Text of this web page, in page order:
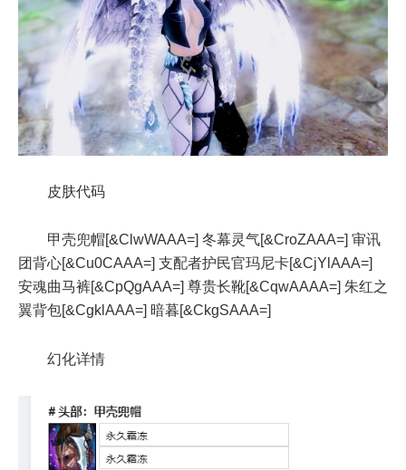
皮肤代码
甲壳兜帽[&ClwWAAA=] 冬幕灵气[&CroZAAA=] 审讯
团背心[&Cu0CAAA=] 支配者护民官玛尼卡[&CjYlAAA=]
安魂曲马裤[&CpQgAAA=] 尊贵长靴[&CqwAAAA=] 朱红之
翼背包[&CgklAAA=] 暗暮[&CkgSAAA=]
幻化详情